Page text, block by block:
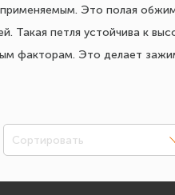
Это полая
Такая петля устойчива к
факторам. Это делает
Сортировать